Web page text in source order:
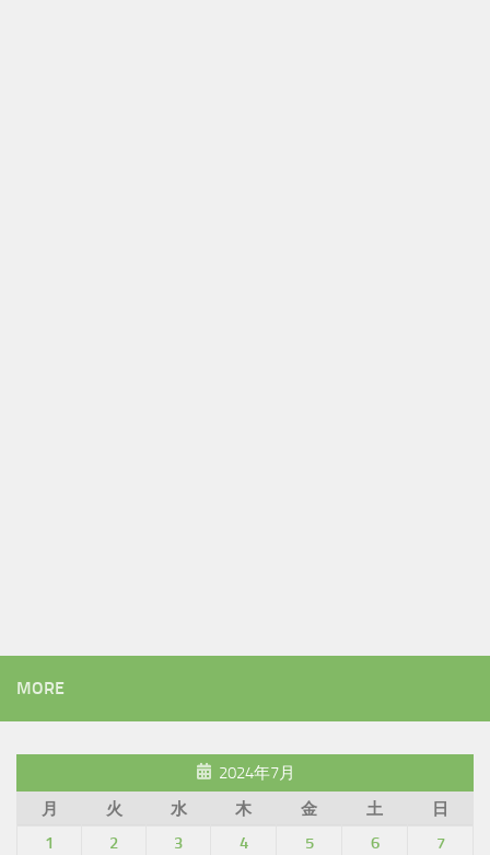
MORE
2024年7月
月
火 水 木 金 土
日
1
2 3 4 5 6
7